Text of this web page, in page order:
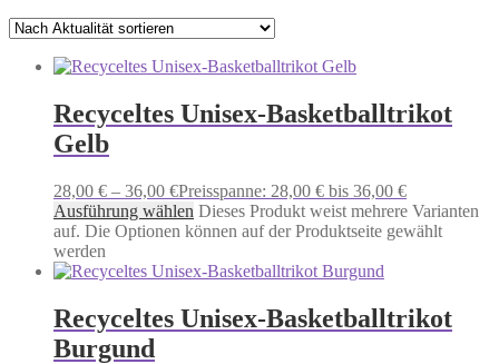
Recyceltes Unisex-Basketballtrikot
Gelb
28,00 € – 36,00 €Preisspanne: 28,00 € bis 36,00 €
Ausführung wählen Dieses Produkt weist mehrere Varianten
auf. Die Optionen können auf der Produktseite gewählt
werden
Recyceltes Unisex-Basketballtrikot
Burgund